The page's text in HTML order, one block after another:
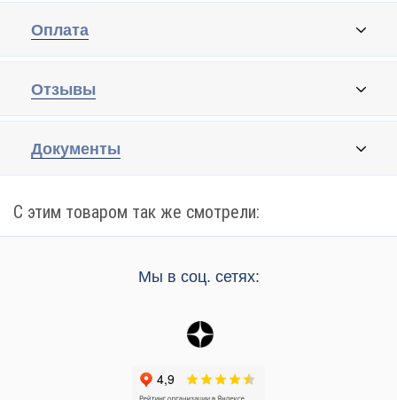
Оплата
Отзывы
Документы
С этим товаром так же смотрели:
Мы в соц. сетях: